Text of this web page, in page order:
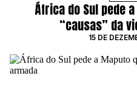
MÚSICA
GRL PWR
África do Sul pede
“causas” da
15 DE